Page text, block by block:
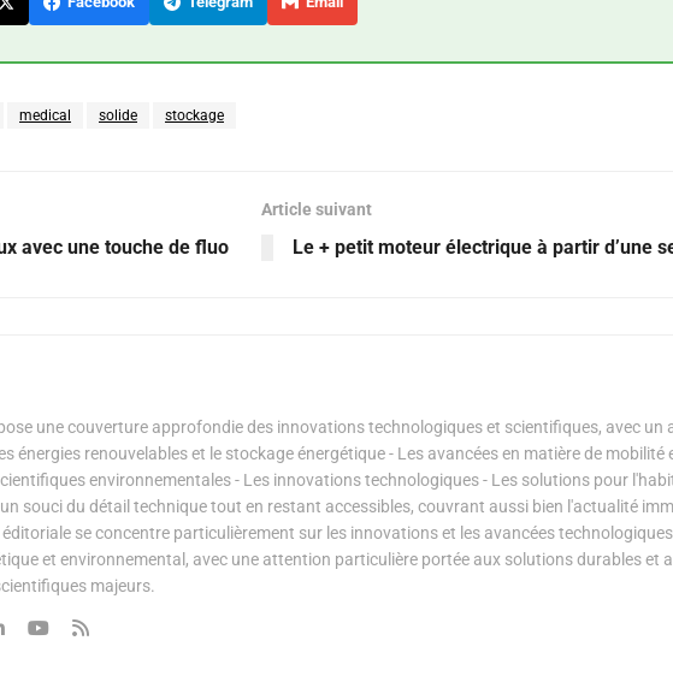
medical solide stockage
avec une touche de fluo
Article suivant
Le + petit moteur électrique à partir d’une
une couverture approfondie des innovations technologiques et scientifiques, avec un
énergies renouvelables et le stockage énergétique - Les avancées en matière de
environnementales - Les innovations technologiques - Les solutions pour
souci du détail technique tout en restant accessibles, couvrant aussi bien l'actualité
se concentre particulièrement sur les innovations et les avancées
et environnemental, avec une attention particulière portée aux solutions durables et
majeurs.